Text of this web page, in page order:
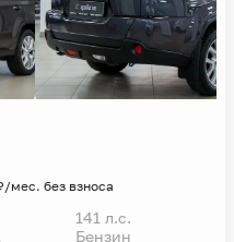
мес. без взноса
141 л.с.
Бензин